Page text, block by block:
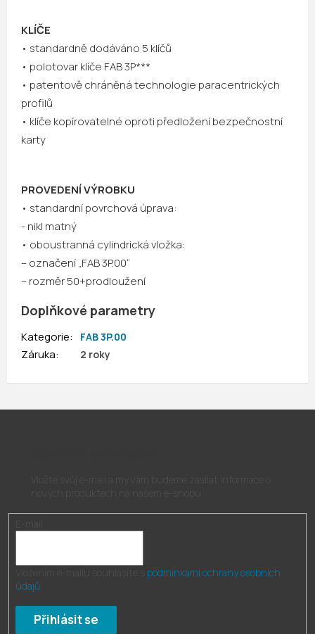
KLÍČE
• standardně dodáváno 5 klíčů
• polotovar klíče FAB 3P***
• patentově chráněná technologie paracentrických
profilů
• klíče kopírovatelné oproti předložení bezpečnostní
karty
PROVEDENÍ VÝROBKU
• standardní povrchová úprava:
- nikl matný
• oboustranná cylindrická vložka:
– označení „FAB 3P.00“
– rozměr 50+prodloužení
Doplňkové parametry
Kategorie: FAB 3P.00
Záruka: 2 roky
podmínkami ochrany osobních
údajů
Přihlásit se